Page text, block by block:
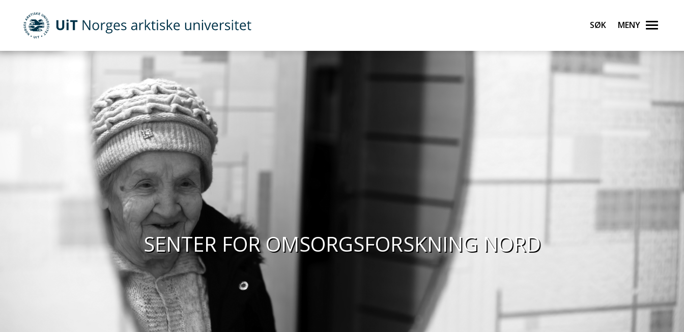
Gå til hovedinnhold
UiT Norges arktiske universitet Søk Meny
SENTER FOR OMSORGSFORSKNING NORD